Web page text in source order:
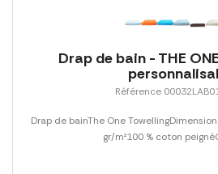
Drap de bain - THE
Référence
Drap de bainThe One
gr/m²100 % coton